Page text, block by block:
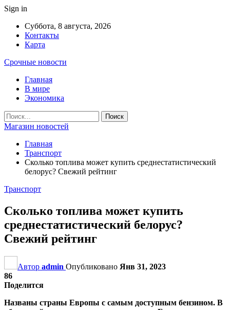
Sign in
Суббота, 8 августа, 2026
Контакты
Карта
Срочные новости
Главная
В мире
Экономика
Магазин новостей
Главная
Транспорт
Сколько топлива может купить среднестатистический
белорус? Свежий рейтинг
Транспорт
Сколько топлива может купить
среднестатистический белорус?
Свежий рейтинг
Автор admin Опубликовано Янв 31, 2023
86
Поделится
Названы страны Европы с самым доступным бензином. В